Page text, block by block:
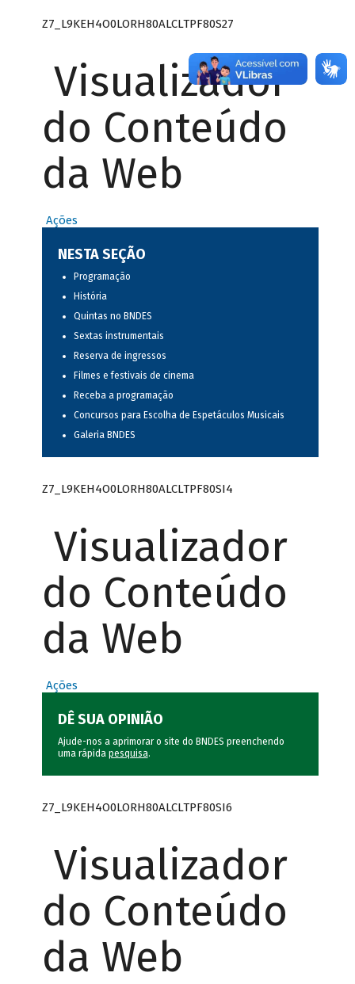
Z7_L9KEH4O0LORH80ALCLTPF80S27
Visualizador
do Conteúdo
da Web
Ações
NESTA SEÇÃO
Programação
História
Quintas no BNDES
Sextas instrumentais
Reserva de ingressos
Filmes e festivais de cinema
Receba a programação
Concursos para Escolha de Espetáculos Musicais
Galeria BNDES
Z7_L9KEH4O0LORH80ALCLTPF80SI4
Visualizador
do Conteúdo
da Web
Ações
DÊ SUA OPINIÃO
Ajude-nos a aprimorar o site do BNDES preenchendo
uma rápida pesquisa.
Z7_L9KEH4O0LORH80ALCLTPF80SI6
Visualizador
do Conteúdo
da Web